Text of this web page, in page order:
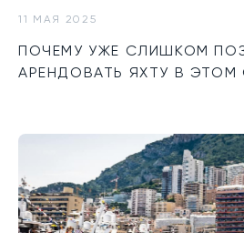
11 МАЯ 2025
ПОЧЕМУ УЖЕ СЛИШКОМ
АРЕНДОВАТЬ ЯХТУ В ЭТОМ